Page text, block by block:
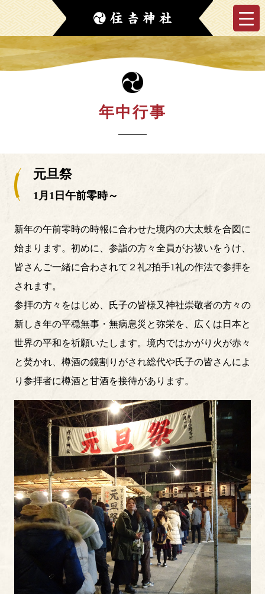
年中行事
元旦祭
1月1日午前零時～
新年の午前零時の時報に合わせた境内の大太鼓を合図に
始まります。初めに、参詣の方々全員がお祓いをうけ、
皆さんご一緒に合わされて２礼2拍手1礼の作法で参拝を
されます。
参拝の方々をはじめ、氏子の皆様又神社崇敬者の方々の
新しき年の平穏無事・無病息災と弥栄を、広くは日本と
世界の平和を祈願いたします。境内ではかがり火が赤々
と焚かれ、樽酒の鏡割りがされ総代や氏子の皆さんによ
り参拝者に樽酒と甘酒を接待があります。